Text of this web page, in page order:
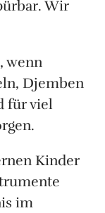
Wir
wenn
Djemben
für viel
Kinder
im